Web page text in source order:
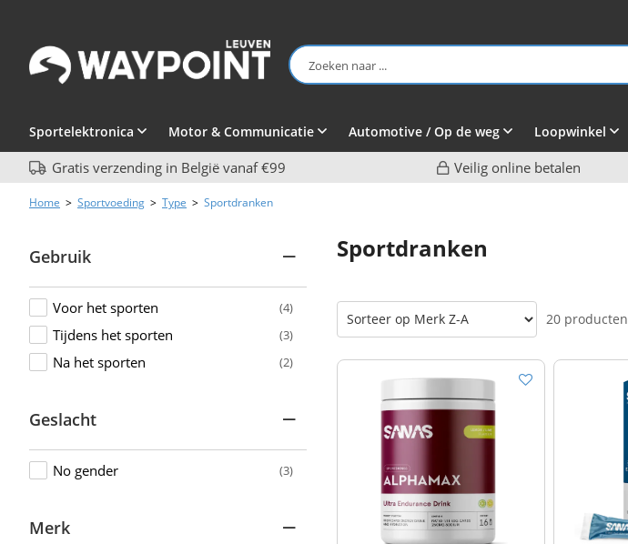
Sportelektronica Motor & Communicatie Automotive / Op de weg Loopwinkel
Gratis verzending in België vanaf €99 Veilig online betalen
Home > Sportvoeding > Type > Sportdranken
Gebruik
(4)
Voor het sporten
(3)
Tijdens het sporten
(2)
Na het sporten
Geslacht
(3)
No gender
Merk
Sportdranken
20 producten